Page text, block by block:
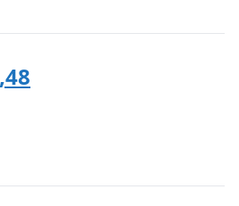
kr. 31,48.